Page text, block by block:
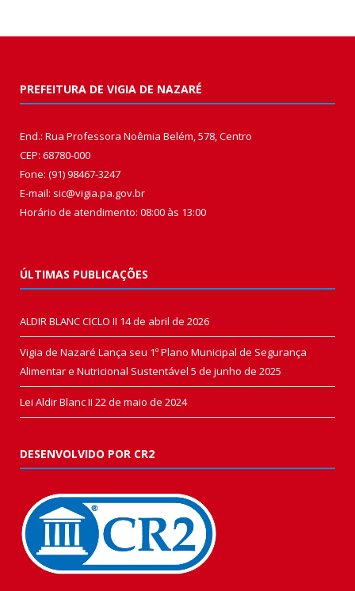
PREFEITURA DE VIGIA DE NAZARÉ
End.: Rua Professora Noêmia Belém, 578, Centro
CEP: 68780-000
Fone: (91) 98467-3247
E-mail: sic@vigia.pa.gov.br
Horário de atendimento: 08:00 às 13:00
ÚLTIMAS PUBLICAÇÕES
ALDIR BLANC CICLO II 14 de abril de 2026
Vigia de Nazaré Lança seu 1º Plano Municipal de Segurança
Alimentar e Nutricional Sustentável 5 de junho de 2025
Lei Aldir Blanc II 22 de maio de 2024
DESENVOLVIDO POR CR2